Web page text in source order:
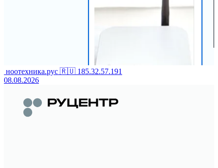
ноотехника.рус 🇷🇺 185.32.57.191
08.08.2026